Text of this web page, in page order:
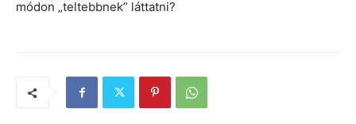
módon „teltebbnek” láttatni?